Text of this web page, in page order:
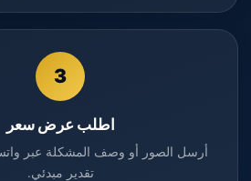
3
اطلب عرض سعر
أرسل الصور أو وصف المشكلة عبر
تقدير مبدئي.